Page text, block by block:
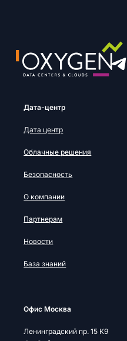
Дата-центр
Дата центр
Облачные решения
Безопасность
О компании
Партнерам
Новости
База знаний
Офис Москва
Ленинградский пр. 15 К9